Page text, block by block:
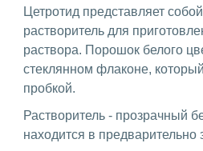
Цетротид представляет
растворитель для
раствора. Порошок белого
стеклянном флаконе,
пробкой.
Растворитель - прозрачный
находится в